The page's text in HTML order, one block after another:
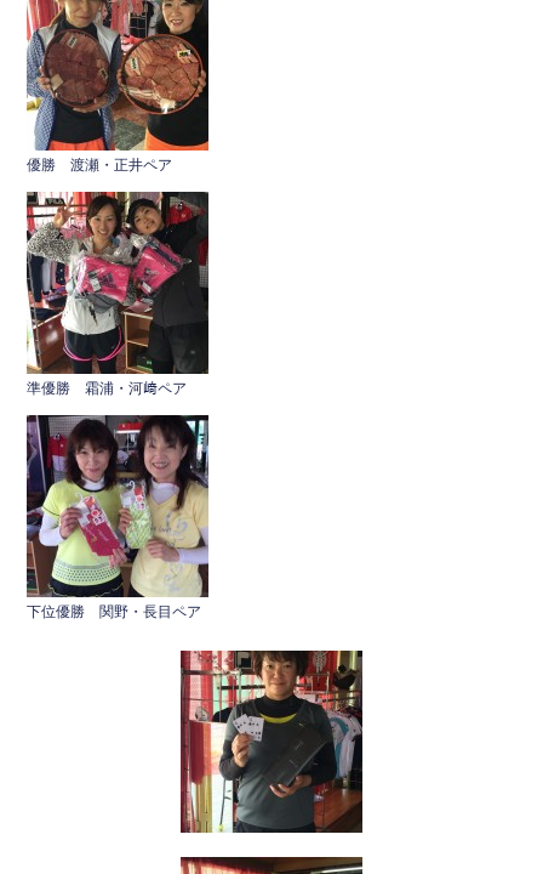
b
o
o
k
優勝 渡瀬・正井ペア
準優勝 霜浦・河﨑ペア
下位優勝 関野・長目ペア